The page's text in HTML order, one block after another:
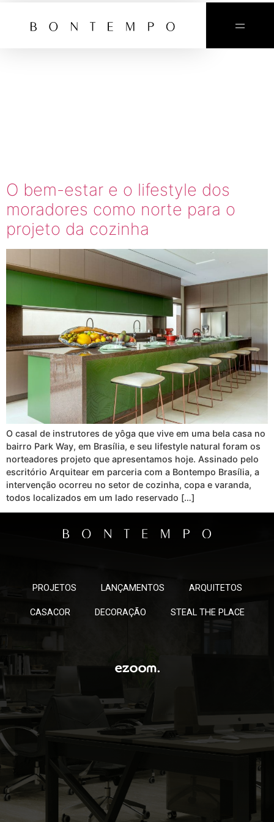
O bem-estar e o lifestyle dos
moradores como norte para o
projeto da cozinha
O casal de instrutores de yôga que vive em uma bela casa no
bairro Park Way, em Brasília, e seu lifestyle natural foram os
norteadores projeto que apresentamos hoje. Assinado pelo
escritório Arquitear em parceria com a Bontempo Brasília, a
intervenção ocorreu no setor de cozinha, copa e varanda,
todos localizados em um lado reservado […]
PROJETOS LANÇAMENTOS ARQUITETOS
CASACOR DECORAÇÃO STEAL THE PLACE